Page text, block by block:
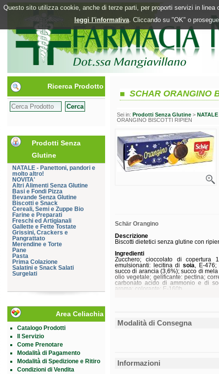
Questo sito utilizza cookie, anche di terze parti, per proporti servizi in
leggi l'informativa. Cliccando su "OK" o
Ricerca Prodotto
Prodotti Senza
Glutine
NATALE - Panettoni, pandori e
molto altro!
NOVITA'
Altri Alimenti Senza Glutine
Basi e Fondi Pizza
Bevande Senza Glutine
Biscotti e Snack
Cereali, Semi e Zuppe Bio
Farine e Preparati
Freschi ed Artigianali
Gallette e Fette Tostate
Grissini, Crackers e
Pangrattato
Merendine e Torte
Pane
Pasta
Prima Colazione
Salatini e Snack Salati
Surgelati
Area Celiachia
Catalogo Prodotti
Il Servizio
Come Prenotare
Modalità di Pagamento
Modalità di Spedizione e Ritiro
Condizioni di Vendita
SCHAR ORANGINO
Sei in: Prodotti Senza Glutine >
ORANGINO BISCOTTI RIPIEN
Schär Orangino
Descrizione
Biscotti dietetici senza glutine con
Ingredienti
Zucchero; cioccolato di copertura
emulsionanti: lecitina disoia, E-
succo di arancia (3,6%); succo di
olio vegetale; gelificante: pectina;
carbonato acido di ammonio e di
aroma; colorante: E-160b.
Valori medi
Valore energetico
1473 kJ - 349
Fibre
Sale
Modalità di Consegna
Informazioni